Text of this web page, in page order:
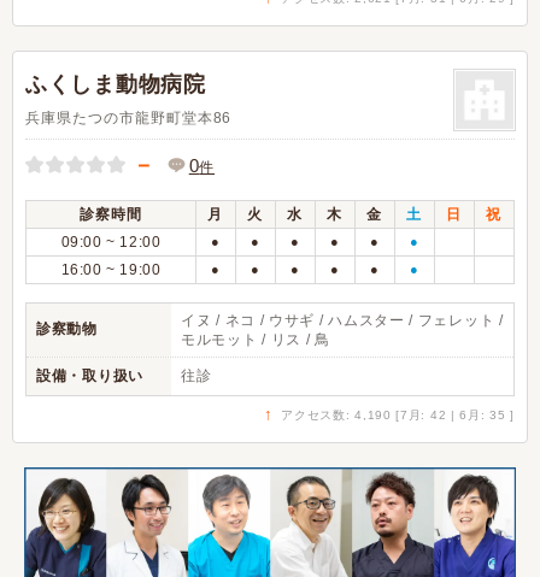
ふくしま動物病院
兵庫県たつの市龍野町堂本86
－ 0件
診察時間 月 火 水 木 金 土 日
祝
09:00 ~ 12:00
● ● ● ● ● ●
16:00 ~ 19:00 ● ● ● ● ● ●
診察動物
イヌ / ネコ / ウサギ / ハムスター / フェレット /
モルモット / リス / 鳥
設備・取り扱い 往診
↑ アクセス数: 4,190 [7月: 42 | 6月: 35 ]